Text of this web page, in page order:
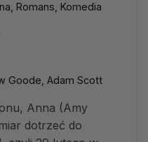
Romans, Komedia
Goode, Adam Scott
Anna (Amy
dotrzeć do